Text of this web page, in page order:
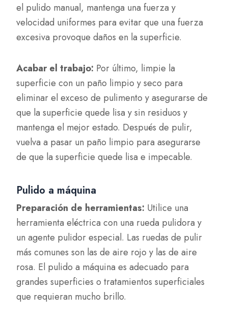
el pulido manual, mantenga una fuerza y
velocidad uniformes para evitar que una fuerza
excesiva provoque daños en la superficie.
Acabar el trabajo: Por último, limpie la
superficie con un paño limpio y seco para
eliminar el exceso de pulimento y asegurarse de
que la superficie quede lisa y sin residuos y
mantenga el mejor estado. Después de pulir,
vuelva a pasar un paño limpio para asegurarse
de que la superficie quede lisa e impecable.
Pulido a máquina
Preparación de herramientas: Utilice una
herramienta eléctrica con una rueda pulidora y
un agente pulidor especial. Las ruedas de pulir
más comunes son las de aire rojo y las de aire
rosa. El pulido a máquina es adecuado para
grandes superficies o tratamientos superficiales
que requieran mucho brillo.